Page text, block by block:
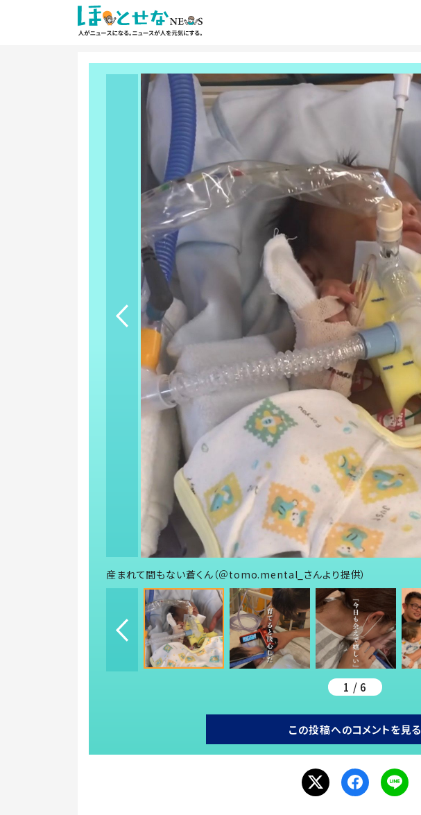
産まれて間もない蒼くん（＠tomo.mental_さんより提供）
1 / 6
この投稿へのコメントを見る